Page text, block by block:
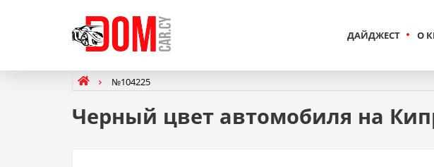
ДАЙДЖЕСТ О
№104225
Черный цвет автомобиля на